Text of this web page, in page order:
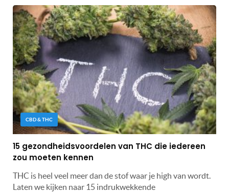
CBD & THC
15 gezondheidsvoordelen van THC die iedereen
zou moeten kennen
THC is heel veel meer dan de stof waar je high van wordt.
Laten we kijken naar 15 indrukwekkende